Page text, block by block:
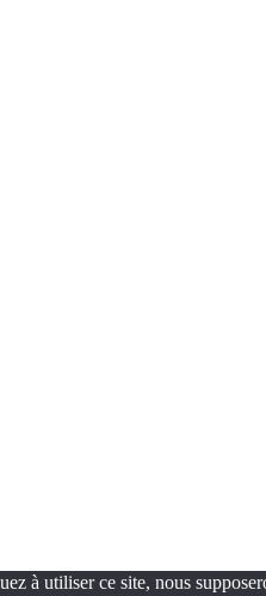
à utiliser ce site, nous